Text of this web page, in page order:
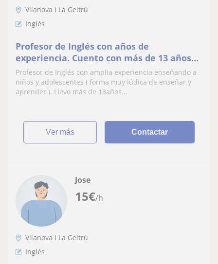
Vilanova I La Geltrú
Inglés
Profesor de Inglés con años de
experiencia. Cuento con más de 13 años
impartiendo clases para niños ,
adolescentes y adultos ( )
Profesor de Inglés con amplia experiencia enseñando a
niños y adolescentes ( forma muy lúdica de enseñar y
aprender ). Llevo más de 13años...
ver más Contactar
15€/h
Jose
Vilanova I La Geltrú
Inglés